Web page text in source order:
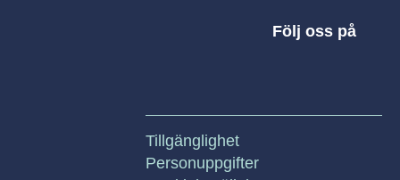
Följ oss på
Tillgänglighet
Personuppgifter